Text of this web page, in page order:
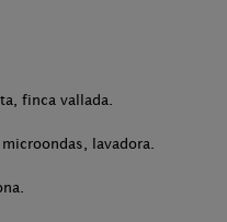
finca vallada.
lavadora.